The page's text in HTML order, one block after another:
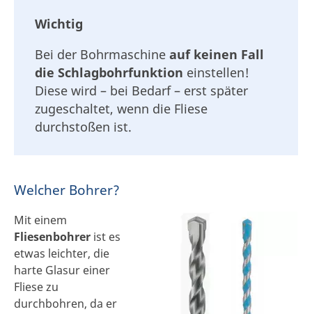
Wichtig
Bei der Bohrmaschine auf keinen Fall
die Schlagbohrfunktion einstellen!
Diese wird – bei Bedarf – erst später
zugeschaltet, wenn die Fliese
durchstoßen ist.
Welcher Bohrer?
Mit einem
Fliesenbohrer ist es
etwas leichter, die
harte Glasur einer
Fliese zu
durchbohren, da er